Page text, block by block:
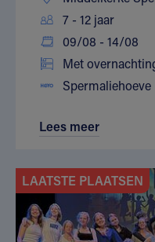
7 - 12 jaar
09/08 - 14/08
Met
Spermaliehoeve
Lees meer
LAATSTE PLAATSEN